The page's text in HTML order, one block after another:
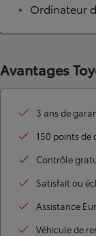
Ordinateur
Avantages
3 ans de
150 points de
Contrôle
Satisfait ou
Assistance
Véhicule de